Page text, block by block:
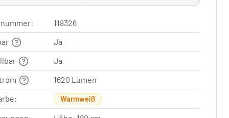
118326
Ja
Ja
1620 Lumen
Warmweiß